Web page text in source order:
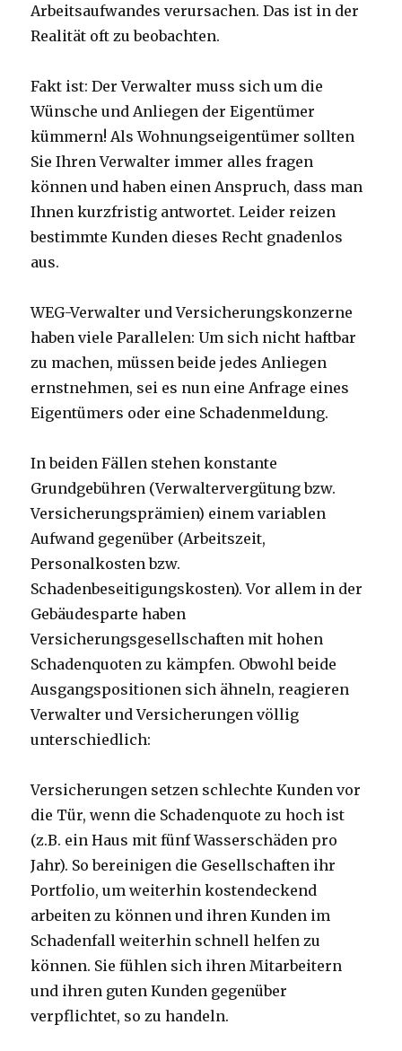
Arbeitsaufwandes verursachen. Das ist in der
Realität oft zu beobachten.
Fakt ist: Der Verwalter muss sich um die
Wünsche und Anliegen der Eigentümer
kümmern! Als Wohnungseigentümer sollten
Sie Ihren Verwalter immer alles fragen
können und haben einen Anspruch, dass man
Ihnen kurzfristig antwortet. Leider reizen
bestimmte Kunden dieses Recht gnadenlos
aus.
WEG-Verwalter und Versicherungskonzerne
haben viele Parallelen: Um sich nicht haftbar
zu machen, müssen beide jedes Anliegen
ernstnehmen, sei es nun eine Anfrage eines
Eigentümers oder eine Schadenmeldung.
In beiden Fällen stehen konstante
Grundgebühren (Verwaltervergütung bzw.
Versicherungsprämien) einem variablen
Aufwand gegenüber (Arbeitszeit,
Personalkosten bzw.
Schadenbeseitigungskosten). Vor allem in der
Gebäudesparte haben
Versicherungsgesellschaften mit hohen
Schadenquoten zu kämpfen. Obwohl beide
Ausgangspositionen sich ähneln, reagieren
Verwalter und Versicherungen völlig
unterschiedlich:
Versicherungen setzen schlechte Kunden vor
die Tür, wenn die Schadenquote zu hoch ist
(z.B. ein Haus mit fünf Wasserschäden pro
Jahr). So bereinigen die Gesellschaften ihr
Portfolio, um weiterhin kostendeckend
arbeiten zu können und ihren Kunden im
Schadenfall weiterhin schnell helfen zu
können. Sie fühlen sich ihren Mitarbeitern
und ihren guten Kunden gegenüber
verpflichtet, so zu handeln.